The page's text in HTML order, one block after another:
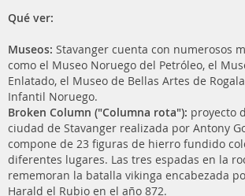
Qué ver:
Museos: Stavanger cuenta con numerosos
como el Museo Noruego del Petróleo, el
Enlatado, el Museo de Bellas Artes de
Infantil Noruego.
Broken Column ("Columna rota"): proyecto
ciudad de Stavanger realizada por Antony
compone de 23 figuras de hierro fundido
diferentes lugares. Las tres espadas en la
rememoran la batalla vikinga encabezada
Harald el Rubio en el año 872.